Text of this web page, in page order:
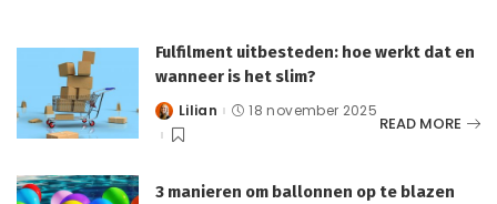
Fulfilment uitbesteden: hoe werkt dat en
wanneer is het slim?
Posted
by
Lilian 18 november 2025
READ MORE
3 manieren om ballonnen op te blazen